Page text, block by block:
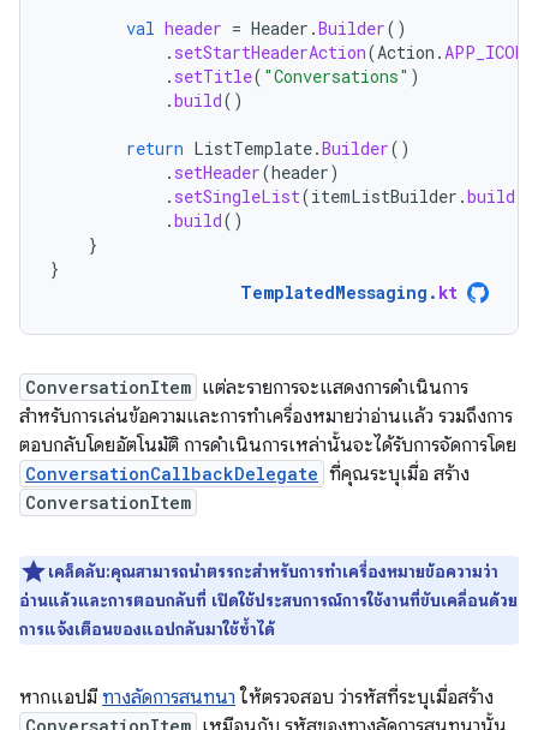
val header = Header .Builder()
. setStartHeaderAction(Action .APP_ICON
. setTitle( "Conversations" )
.build()
return ListTemplate.Builder()
. setHeader(header)
. setSingleList(itemListBuilder .build
.build()
}
}
TemplatedMessaging . kt
ConversationItem แต่ละรายการจะแสดงการดำเนินการ
สำหรับการเล่นข้อความและการทำเครื่องหมายว่าอ่านแล้ว รวมถึงการ
ตอบกลับโดยอัตโนมัติ การดำเนินการเหล่านั้นจะได้รับการจัดการโดย
ConversationCallbackDelegate ที่คุณระบุเมื่อ สร้าง
ConversationItem
เคล็ดลับ:คุณสามารถนำตรรกะสำหรับการทำเครื่องหมายข้อความว่า
อ่านแล้วและการตอบกลับที่ เปิดใช้ประสบการณ์การใช้งานที่ขับเคลื่อนด้วย
การแจ้งเตือนของแอปกลับมาใช้ซ้ำได้
หากแอปมีทางลัดการสนทนา ให้ตรวจสอบ ว่ารหัสที่ระบุเมื่อสร้าง